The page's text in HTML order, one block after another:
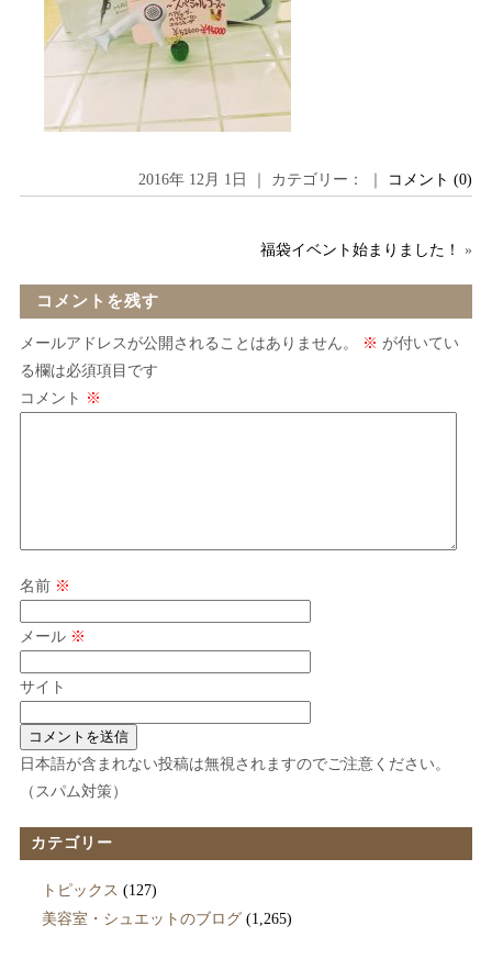
2016年 12月 1日 ｜ カテゴリー： ｜ コメント (0)
福袋イベント始まりました！ »
コメントを残す
メールアドレスが公開されることはありません。 ※ が付いてい
る欄は必須項目です
コメント ※
名前 ※
メール ※
サイト
日本語が含まれない投稿は無視されますのでご注意ください。
（スパム対策）
カテゴリー
トピックス (127)
美容室・シュエットのブログ(1,265)